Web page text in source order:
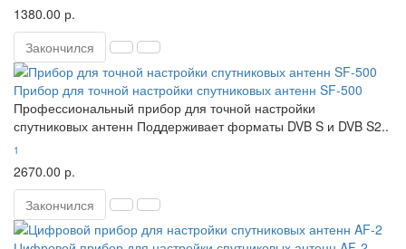
1380.00 р.
Закончился
Прибор для точной настройки спутниковых антенн SF-500
Профессиональный прибор для точной настройки
спутниковых антенн Поддерживает форматы DVB S и DVB S2..
1
2670.00 р.
Закончился